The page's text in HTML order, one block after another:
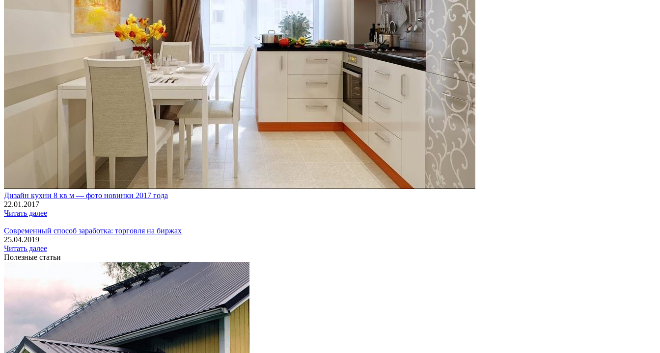
Дизайн кухни 8 кв м — фото новинки 2017 года
22.01.2017
Читать далее
Современный способ заработка: торговля на биржах
25.04.2019
Читать далее
Полезные статьи